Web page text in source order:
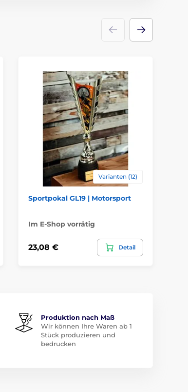
Varianten (12)
Sportpokal GL19 | Motorsport
Im E-Shop vorrätig
23,08 € Detail
Produktion nach Maß
Wir können Ihre Waren ab 1
Stück produzieren und
bedrucken